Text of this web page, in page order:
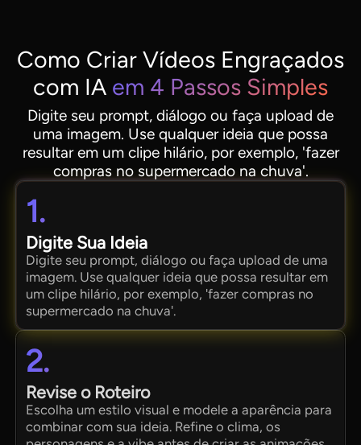
Como Criar Vídeos Engraçados
com IA em 4 Passos Simples
Digite seu prompt, diálogo ou faça upload de
uma imagem. Use qualquer ideia que possa
resultar em um clipe hilário, por exemplo, 'fazer
compras no supermercado na chuva'.
1.
Digite Sua Ideia
Digite seu prompt, diálogo ou faça upload de uma
imagem. Use qualquer ideia que possa resultar em
um clipe hilário, por exemplo, 'fazer compras no
supermercado na chuva'.
2.
Revise o Roteiro
Escolha um estilo visual e modele a aparência para
combinar com sua ideia. Refine o clima, os